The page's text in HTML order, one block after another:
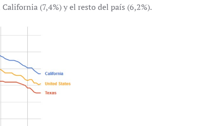
(7,4%) y el resto del país (6,2%).